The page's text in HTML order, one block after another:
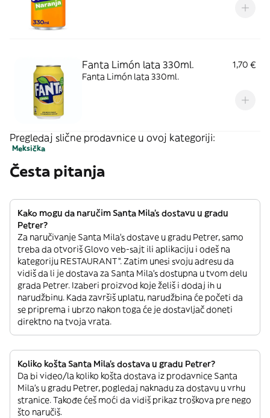
Fanta Limón lata 330ml.
1,70 €
Fanta Limón lata 330ml.
Pregledaj slične prodavnice u ovoj kategoriji:
Meksička
Česta pitanja
Kako mogu da naručim Santa Mila's dostavu u gradu
Petrer?
Za naručivanje Santa Mila's dostave u gradu Petrer, samo
treba da otvoriš Glovo veb-sajt ili aplikaciju i odeš na
kategoriju RESTAURANT”. Zatim unesi svoju adresu da
vidiš da li je dostava za Santa Mila's dostupna u tvom delu
grada Petrer. Izaberi proizvod koje želiš i dodaj ih u
narudžbinu. Kada završiš uplatu, narudžbina će početi da
se priprema i ubrzo nakon toga će je dostavljač doneti
direktno na tvoja vrata.
Koliko košta Santa Mila's dostava u gradu Petrer?
Da bi video/la koliko košta dostava iz prodavnice Santa
Mila's u gradu Petrer, pogledaj naknadu za dostavu u vrhu
stranice. Takođe ćeš moći da vidiš prikaz troškova pre nego
što naručiš.